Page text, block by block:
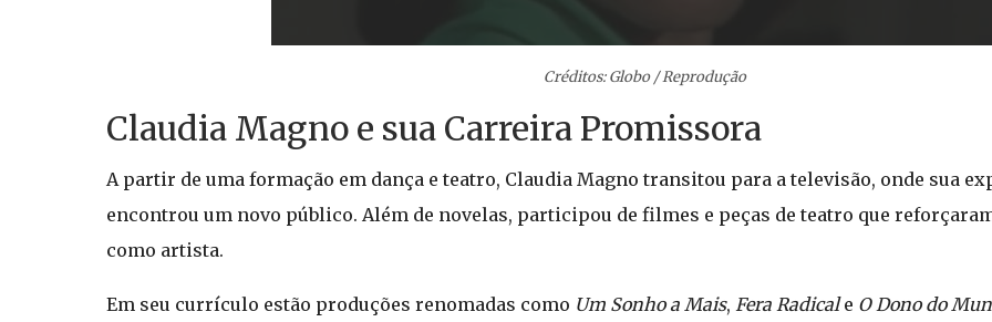
Créditos: Globo / Reprodução
Claudia Magno e sua Carreira Promissora
A partir de uma formação em dança e teatro, Claudia Magno transitou para a televisão, onde sua
encontrou um novo público. Além de novelas, participou de filmes e peças de teatro que
como artista.
Em seu currículo estão produções renomadas como Um Sonho a Mais, Fera Radicale O Dono do